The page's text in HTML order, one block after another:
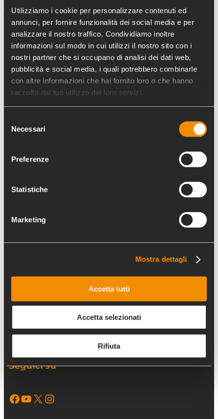
Utilizziamo i cookie per personalizzare contenuti ed
annunci, per fornire funzionalità dei social media e per
analizzare il nostro traffico. Condividiamo inoltre
informazioni sul modo in cui utilizzi il nostro sito con i
nostri partner che si occupano di analisi dei dati web,
pubblicità e social media, i quali potrebbero combinarle
con altre informazioni che hai fornito loro o che hanno
raccolto dal tuo utilizzo dei loro servizi.
delNecessari
Preferenze
Statistiche
Marketing
Mostra dettagli
Accetta tutti
Accetta selezionati
Rifiuta
tel.+39 06 48 15 903
opm.bando@chiesavaldese.org
Orario ufficio
L’ufficio riceve solo previo appuntamento
Siamo aperti al pubblico
dal lunedì al giovedì
9:00-13:00 | 14:00 -17:00
Seguici su
Facebook YouTube X Instagram